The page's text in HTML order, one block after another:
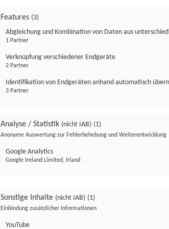
Features (3)
Abgleichung und Kombination von Daten aus
1 Partner
Verknüpfung verschiedener Endgeräte
2 Partner
Identifikation von Endgeräten anhand automatisch
3 Partner
Analyse / Statistik (nicht IAB) (1)
Anonyme Auswertung zur Fehlerbehebung und Weiterentwicklung
Google Analytics
Google Ireland Limited, Irland
Sonstige Inhalte (nicht IAB) (1)
Einbindung zusätzlicher Informationen
YouTube